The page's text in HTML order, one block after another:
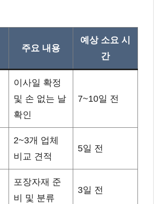
주요 내용
예상 소요 시
간
이사일 확정
및 손 없는 날
확인
7~10일 전
2~3개 업체
비교 견적
5일 전
포장자재 준
비 및 분류
3일 전